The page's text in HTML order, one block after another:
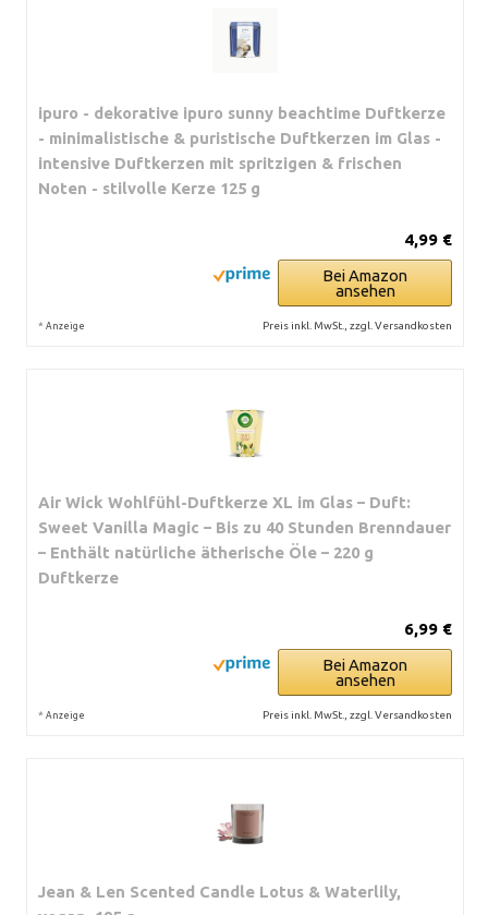
ipuro - dekorative ipuro sunny beachtime Duftkerze
- minimalistische & puristische Duftkerzen im Glas -
intensive Duftkerzen mit spritzigen & frischen
Noten - stilvolle Kerze 125 g
4,99 €
Bei Amazon
ansehen
* Anzeige Preis inkl. MwSt., zzgl. Versandkosten
Air Wick Wohlfühl-Duftkerze XL im Glas – Duft:
Sweet Vanilla Magic – Bis zu 40 Stunden Brenndauer
– Enthält natürliche ätherische Öle – 220 g
Duftkerze
6,99 €
Bei Amazon
ansehen
* Anzeige Preis inkl. MwSt., zzgl. Versandkosten
Jean & Len Scented Candle Lotus & Waterlily,